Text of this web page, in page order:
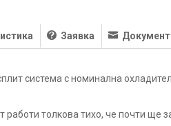
Заявка
система с номинална
толкова тихо, че почти ще